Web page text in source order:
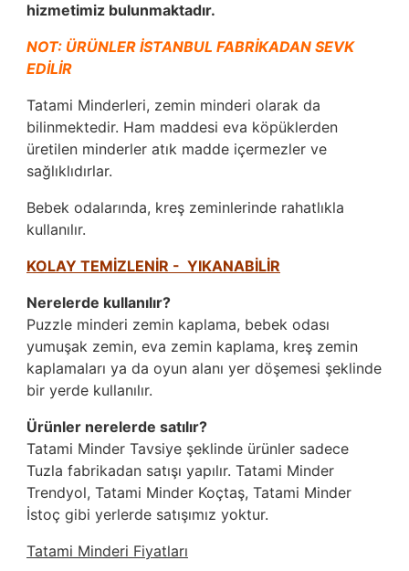
hizmetimiz bulunmaktadır.
NOT: ÜRÜNLER İSTANBUL FABRİKADAN SEVK
EDİLİR
Tatami Minderleri, zemin minderi olarak da
bilinmektedir. Ham maddesi eva köpüklerden
üretilen minderler atık madde içermezler ve
sağlıklıdırlar.
Bebek odalarında, kreş zeminlerinde rahatlıkla
kullanılır.
KOLAY TEMİZLENİR - YIKANABİLİR
Nerelerde kullanılır?
Puzzle minderi zemin kaplama, bebek odası
yumuşak zemin, eva zemin kaplama, kreş zemin
kaplamaları ya da oyun alanı yer döşemesi şeklinde
bir yerde kullanılır.
Ürünler nerelerde satılır?
Tatami Minder Tavsiye şeklinde ürünler sadece
Tuzla fabrikadan satışı yapılır. Tatami Minder
Trendyol, Tatami Minder Koçtaş, Tatami Minder
İstoç gibi yerlerde satışımız yoktur.
Tatami Minderi Fiyatları